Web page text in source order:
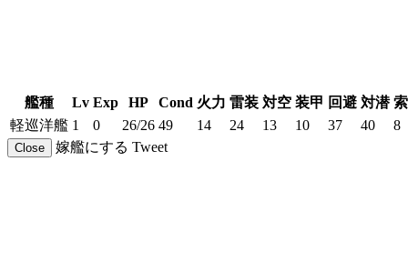
艦種 Lv Exp HP Cond 火力 雷装 対空 装甲 回避 対潜
軽巡洋艦 1 0 26/26 49 14 24 13 10 37 40 8
Close 嫁艦にする Tweet